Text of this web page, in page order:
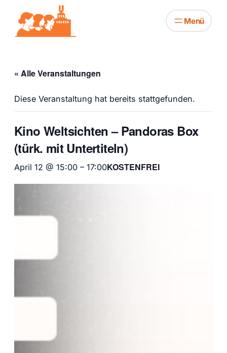
« Alle Veranstaltungen
Diese Veranstaltung hat bereits stattgefunden.
Kino Weltsichten – Pandoras Box
(türk. mit Untertiteln)
April 12 @ 15:00 – 17:00KOSTENFREI